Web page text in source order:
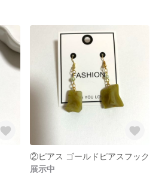
②ピアス ゴールドピアスフック
展示中